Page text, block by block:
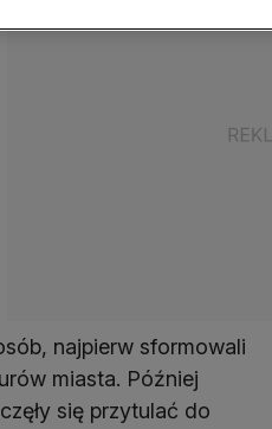
najpierw sformowali
miasta. Później
się przytulać do